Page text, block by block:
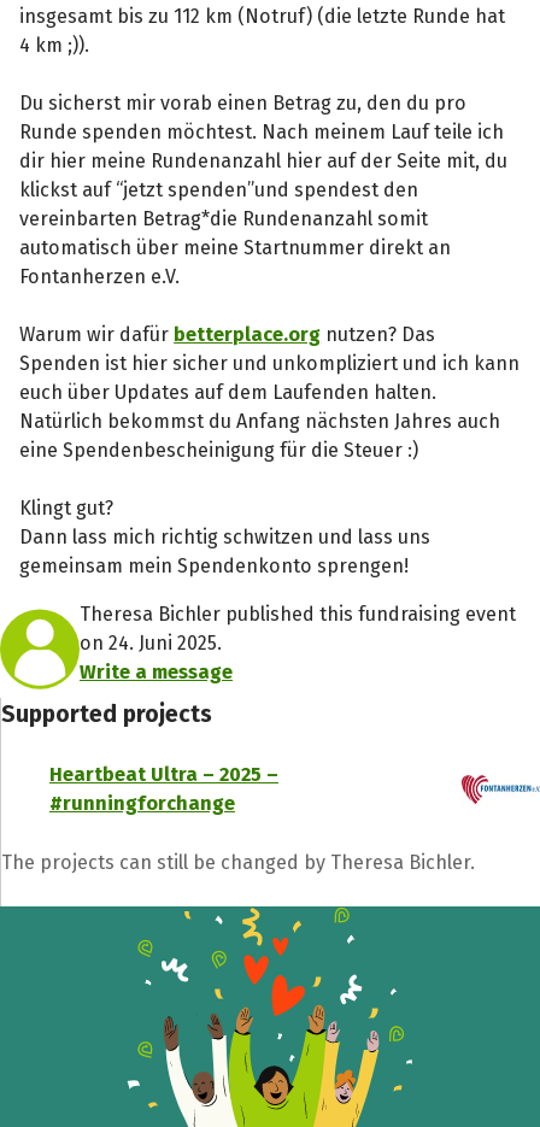
insgesamt bis zu 112 km (Notruf) (die letzte Runde hat
4 km ;)).
Du sicherst mir vorab einen Betrag zu, den du pro
Runde spenden möchtest. Nach meinem Lauf teile ich
dir hier meine Rundenanzahl hier auf der Seite mit, du
klickst auf “jetzt spenden”und spendest den
vereinbarten Betrag*die Rundenanzahl somit
automatisch über meine Startnummer direkt an
Fontanherzen e.V.
Warum wir dafür betterplace.org nutzen? Das
Spenden ist hier sicher und unkompliziert und ich kann
euch über Updates auf dem Laufenden halten.
Natürlich bekommst du Anfang nächsten Jahres auch
eine Spendenbescheinigung für die Steuer :)
Klingt gut?
Dann lass mich richtig schwitzen und lass uns
gemeinsam mein Spendenkonto sprengen!
Theresa Bichler published this fundraising event
on 24. Juni 2025.
Write a message
Supported projects
Heartbeat Ultra – 2025 –
#runningforchange
The projects can still be changed by Theresa Bichler.